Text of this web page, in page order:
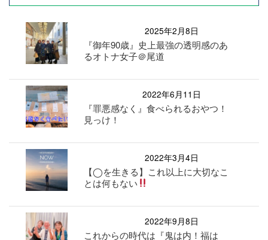
2025年2月8日
『御年90歳』史上最強の透明感のあ
るオトナ女子＠尾道
2022年6月11日
『罪悪感なく』食べられるおやつ！
見っけ！
2022年3月4日
【◯を生きる】これ以上に大切なこ
とは何もない
2022年9月8日
これからの時代は『鬼は内！福は